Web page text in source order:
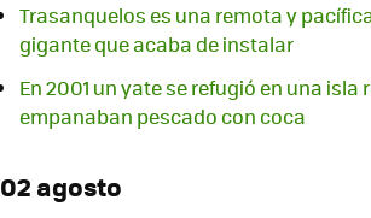
Trasanquelos es una remota y
gigante que acaba de instalar
En 2001 un yate se refugió en una
empanaban pescado con coca
02 agosto